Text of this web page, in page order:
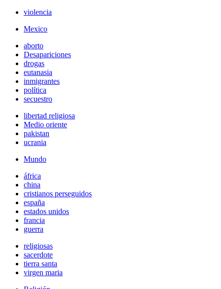
violencia
Mexico
aborto
Desapariciones
drogas
eutanasia
inmigrantes
política
secuestro
libertad religiosa
Medio oriente
pakistan
ucrania
Mundo
áfrica
china
cristianos perseguidos
españa
estados unidos
francia
guerra
religiosas
sacerdote
tierra santa
virgen maria